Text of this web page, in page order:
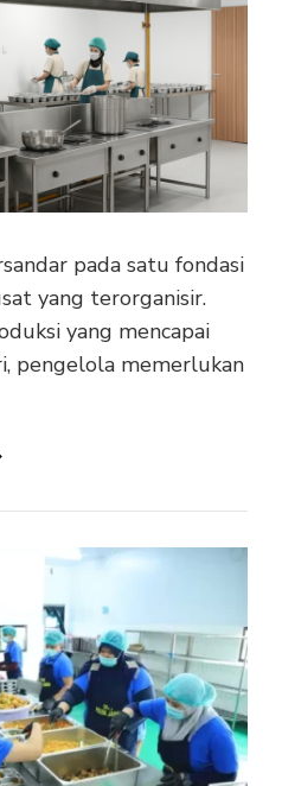
pada satu fondasi
yang terorganisir.
yang mencapai
pengelola memerlukan